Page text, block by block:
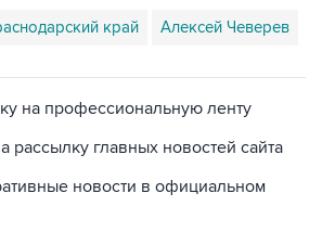
край Алексей Чеверев
на профессиональную ленту
рассылку главных новостей сайта
новости в официальном